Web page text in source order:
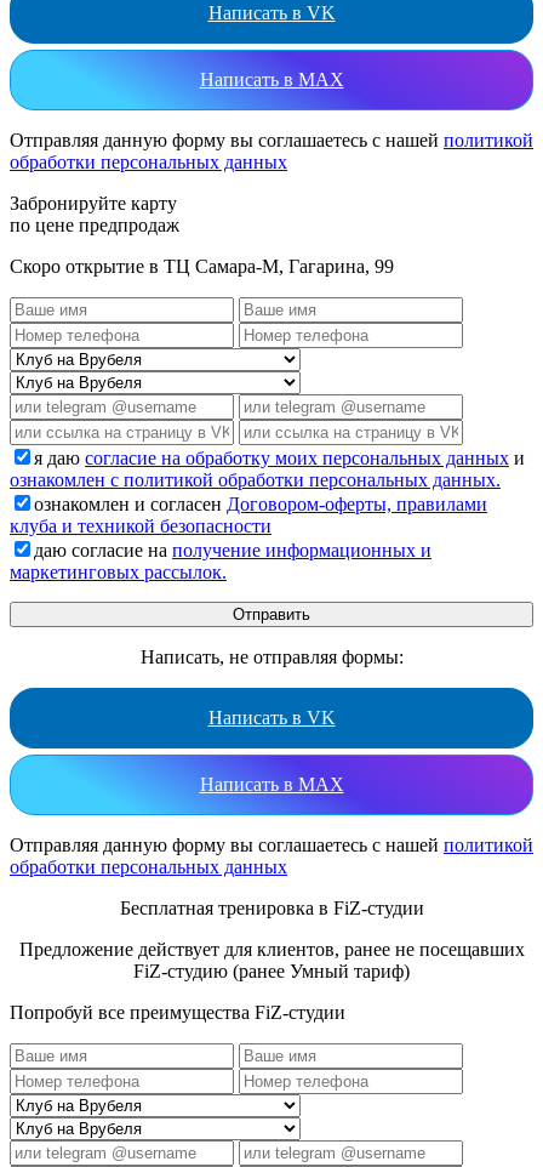
Написать в VK
Написать в MAX
Отправляя данную форму вы соглашаетесь с нашей политикой
обработки персональных данных
Забронируйте карту
по цене предпродаж
Скоро открытие в ТЦ Самара-М, Гагарина, 99
я даю согласие на обработку моих персональных данных и
ознакомлен с политикой обработки персональных данных.
ознакомлен и согласен Договором-оферты, правилами
клуба и техникой безопасности
даю согласие на получение информационных и
маркетинговых рассылок.
Написать, не отправляя формы:
Написать в VK
Написать в MAX
Отправляя данную форму вы соглашаетесь с нашей политикой
обработки персональных данных
Бесплатная тренировка в FiZ-студии
Предложение действует для клиентов, ранее не посещавших
FiZ-студию (ранее Умный тариф)
Попробуй все преимущества FiZ-студии